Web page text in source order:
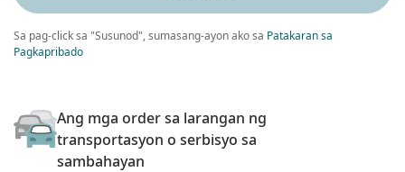
Sa pag-click sa "Susunod", sumasang-ayon ako sa Patakaran sa
Pagkapribado
Ang mga order sa larangan ng
transportasyon o serbisyo sa
sambahayan